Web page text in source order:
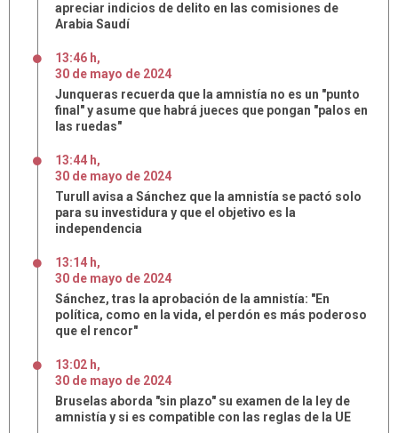
apreciar indicios de delito en las comisiones de
Arabia Saudí
13:46 h,
30 de mayo de 2024
Junqueras recuerda que la amnistía no es un "punto
final" y asume que habrá jueces que pongan "palos en
las ruedas"
13:44 h,
30 de mayo de 2024
Turull avisa a Sánchez que la amnistía se pactó solo
para su investidura y que el objetivo es la
independencia
13:14 h,
30 de mayo de 2024
Sánchez, tras la aprobación de la amnistía: "En
política, como en la vida, el perdón es más poderoso
que el rencor"
13:02 h,
30 de mayo de 2024
Bruselas aborda "sin plazo" su examen de la ley de
amnistía y si es compatible con las reglas de la UE